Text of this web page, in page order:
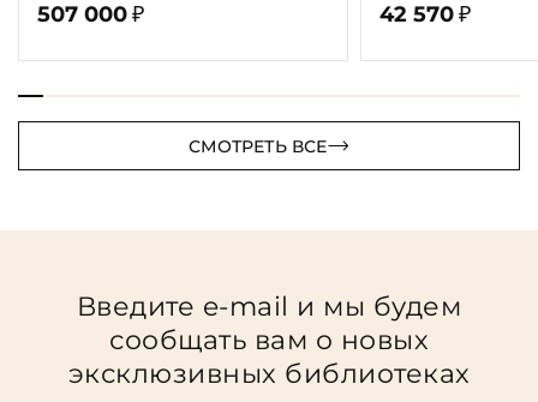
507 000 ₽ 42 570 ₽
СМОТРЕТЬ ВСЕ
Введите e-mail и мы будем
сообщать вам о новых
эксклюзивных библиотеках